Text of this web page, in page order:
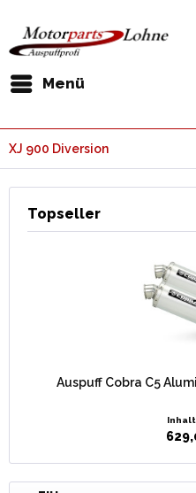
Menü
XJ 900 Diversion
Topseller
Auspuff Cobra C5
Inhalt